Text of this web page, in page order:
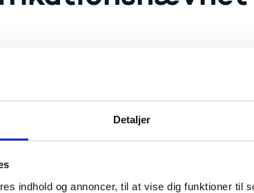
Detaljer
indhold og annoncer, til at vise dig funktioner til
er en klageinstans for
Læs her om mulighederne
af, hvilken type uddannelse der søges
anerkendelse af